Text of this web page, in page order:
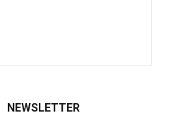
NEWSLETTER